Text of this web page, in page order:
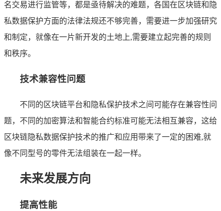
名交易进行监管等，都是亟待解决的难题，各国在区块链和隐
私数据保护方面的法律法规还不够完善，需要进一步加强研究
和制定，就像在一片新开发的土地上,需要建立起完善的规则
和秩序。
技术兼容性问题
不同的区块链平台和隐私保护技术之间可能存在兼容性问
题，不同的加密算法和智能合约标准可能无法相互兼容，这给
区块链隐私数据保护技术的推广和应用带来了一定的困难,就
像不同型号的零件无法组装在一起一样。
未来发展方向
提高性能